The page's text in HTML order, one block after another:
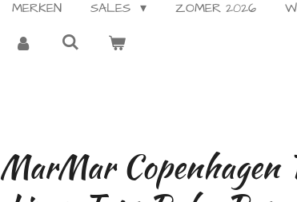
MERKEN SALES ZOMER 2026
MarMar Copenhagen